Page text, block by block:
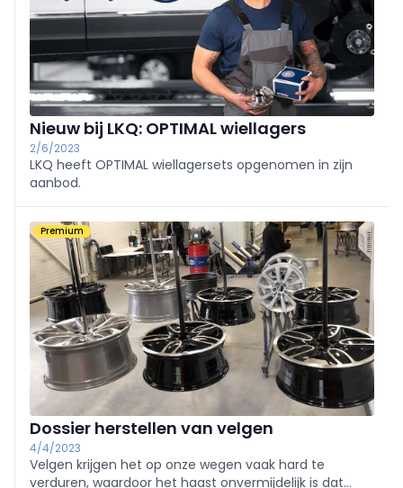
Nieuw bij LKQ: OPTIMAL wiellagers
2/6/2023
LKQ heeft OPTIMAL wiellagersets opgenomen in zijn
aanbod.
Premium
Dossier herstellen van velgen
4/4/2023
Velgen krijgen het op onze wegen vaak hard te
verduren, waardoor het haast onvermijdelijk is dat